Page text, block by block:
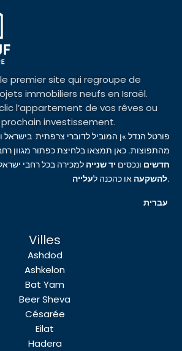
premier site qui regroupe de
immobiliers neufs en Israël.
l’appartement de vos rêves ou
investissement.
פורטל הנדל »ן המוביל לדוברי צרפתית בישראל
מהתפוצות. כאן תמצאו בלחיצת כפתור מגוון
חדשים ונכסים יד שנייה למכירה בכל רחבי
להשקעה או כהכנה לעלייה .
Villes
Ashdod
Ashkelon
Bat Yam
Beer Sheva
Césarée
Eilat
Hadera